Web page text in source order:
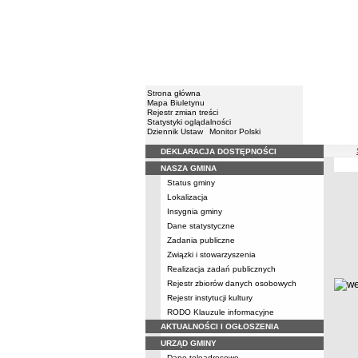
Strona główna
Mapa Biuletynu
Rejestr zmian treści
Statystyki oglądalności
Dziennik Ustaw
Monitor Polski
Menu
DEKLARACJA DOSTĘPNOŚCI
NASZA GMINA
Status gminy
Lokalizacja
Insygnia gminy
Dane statystyczne
Zadania publiczne
Związki i stowarzyszenia
Realizacja zadań publicznych
Rejestr zbiorów danych osobowych
Rejestr instytucji kultury
RODO Klauzule informacyjne
AKTUALNOŚCI I OGŁOSZENIA
URZĄD GMINY